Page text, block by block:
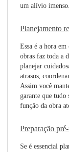
um alívio imenso.
Planejamento
Essa é a hora
obras faz toda a
planejar
atrasos,
Assim você
garante que tudo
função da obra
Preparação
Se é essencial